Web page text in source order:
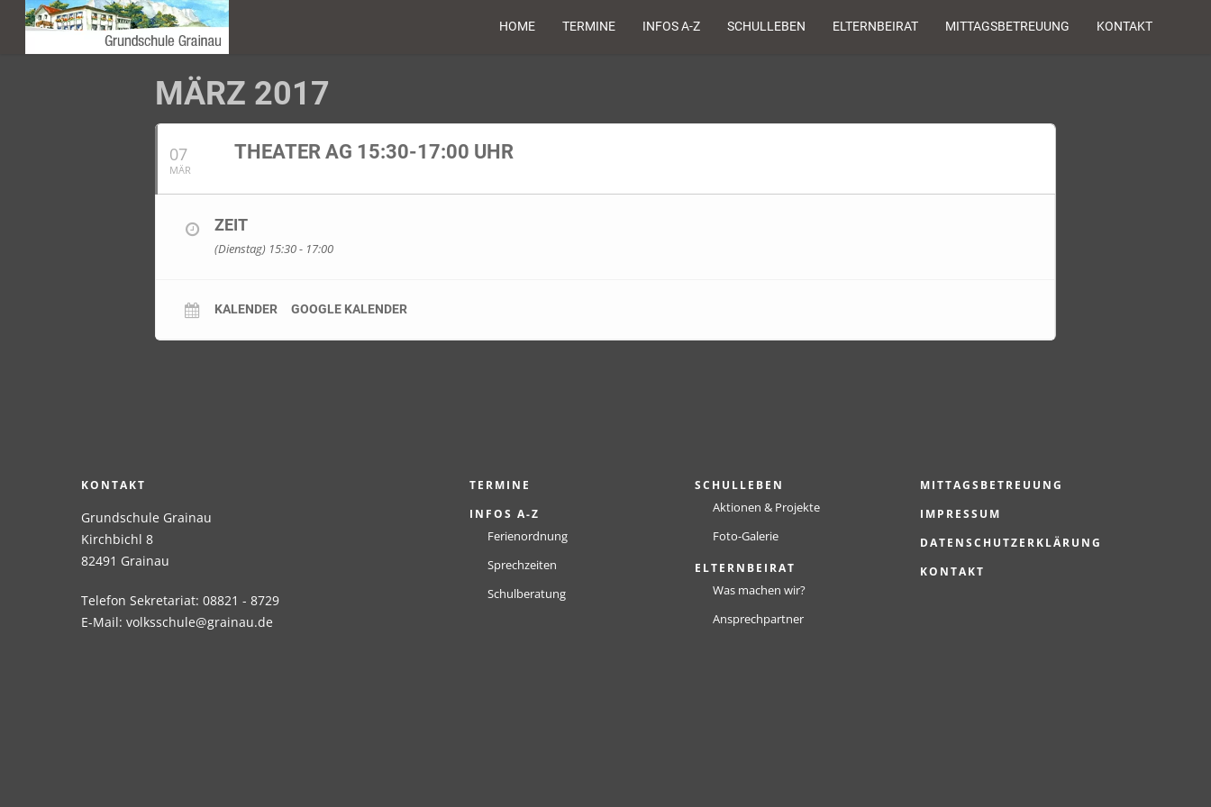
HOME TERMINE INFOS A-Z SCHULLEBEN ELTERNBEIRAT MITTAGSBETREUUNG KONTAKT
MÄRZ 2017
07
MÄR
THEATER AG 15:30-17:00 UHR
ZEIT
(Dienstag) 15:30 - 17:00
KALENDER GOOGLE KALENDER
KONTAKT
Grundschule Grainau
Kirchbichl 8
82491 Grainau
Telefon Sekretariat: 08821 - 8729
E-Mail: volksschule@grainau.de
TERMINE
INFOS A-Z
Ferienordnung
Sprechzeiten
Schulberatung
SCHULLEBEN
Aktionen & Projekte
Foto-Galerie
ELTERNBEIRAT
Was machen wir?
Ansprechpartner
MITTAGSBETREUUNG
IMPRESSUM
DATENSCHUTZERKLÄRUNG
KONTAKT